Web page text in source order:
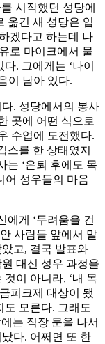
시작했던 성당에
옮긴 새 성당은 입
겠다고 하는데 나
로 마이크에서 물
. 그에게는 ‘나이
이 남아 있다.
. 성당에서의 봉사
곳에 어떤 식으로
수업에 도전했다.
스를 한 상태였지
는 ‘은퇴 후에도 목
어 성우들의 마음
에게 ‘두려움을 건
사람들 앞에서 말
고, 결국 발표와
대신 성우 과정을
이 아니라, ‘내 목
피크제 대상이 됐
도 모른다. 그래도
는 직장 문을 나서
다. 어쩌면 또 한